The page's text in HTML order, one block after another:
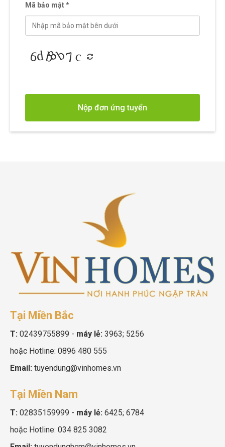
Mã bảo mật *
Nộp đơn ứng tuyển
Tại Miền Bắc
T: 02439755899 - máy lẻ: 3963; 5256
hoặc Hotline: 0896 480 555
Email: tuyendung@vinhomes.vn
Tại Miền Nam
T: 02835159999 - máy lẻ: 6425; 6784
hoặc Hotline: 034 825 3082